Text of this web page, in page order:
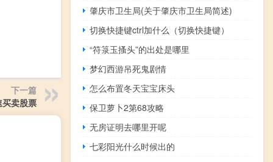
下一篇
卖股票
肇庆市卫生局(关于肇庆市卫生局简述)
切换快捷键ctrl加什么（切换快捷键）
“符箓玉搔头”的出处是哪里
梦幻西游吊死鬼剧情
怎么布置冬天宝宝床头
保卫萝卜2第68攻略
无房证明去哪里开呢
七彩阳光什么时候出的